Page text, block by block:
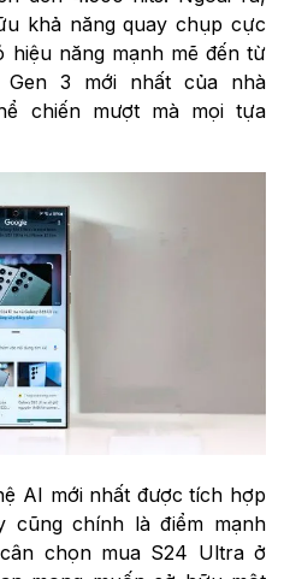
khả năng quay chụp cực
hiệu năng mạnh mẽ đến từ
3 mới nhất của nhà
chiến mượt mà mọi tựa
AI mới nhất được tích hợp
cũng chính là điểm mạnh
chọn mua S24 Ultra ở